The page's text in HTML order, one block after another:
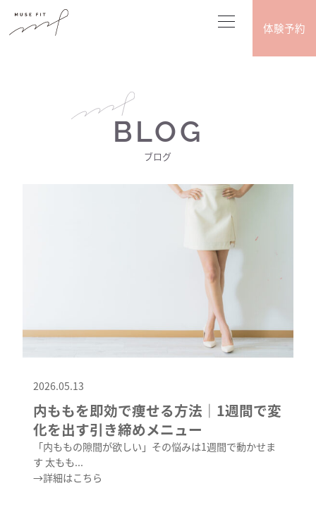
体験予約
BLOG
ブログ
2026.05.13
内ももを即効で痩せる方法｜1週間で変
化を出す引き締めメニュー
「内ももの隙間が欲しい」その悩みは1週間で動かせま
す 太もも...
→詳細はこちら